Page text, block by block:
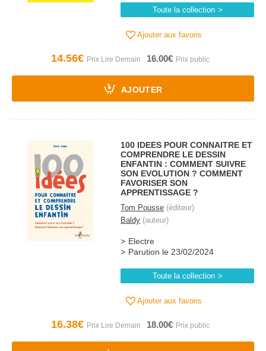
Toute la collection
Ajouter aux favoris
14.56€ 16.00€
AJOUTER
100 IDEES POUR CONNAITRE ET
COMPRENDRE LE DESSIN
ENFANTIN : COMMENT SUIVRE
SON EVOLUTION ? COMMENT
FAVORISER SON
APPRENTISSAGE ?
Tom Pousse (éditeur)
Baldy (auteur)
Electre
Parution le 23/02/2024
Toute la collection
Ajouter aux favoris
16.38€ 18.00€